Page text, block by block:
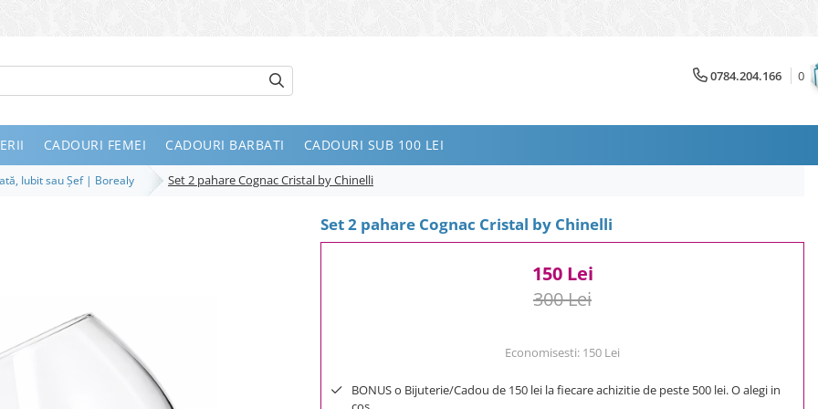
0784.204.166 0
CADOURI FEMEI CADOURI BARBATI CADOURI SUB 100 LEI
Iubit sau Șef | Borealy Set 2 pahare Cognac Cristal by Chinelli
Set 2 pahare Cognac Cristal by Chinelli
150 Lei
300 Lei
Economisesti: 150 Lei
BONUS o Bijuterie/Cadou de 150 lei la fiecare achizitie de peste 500 lei. O alegi in